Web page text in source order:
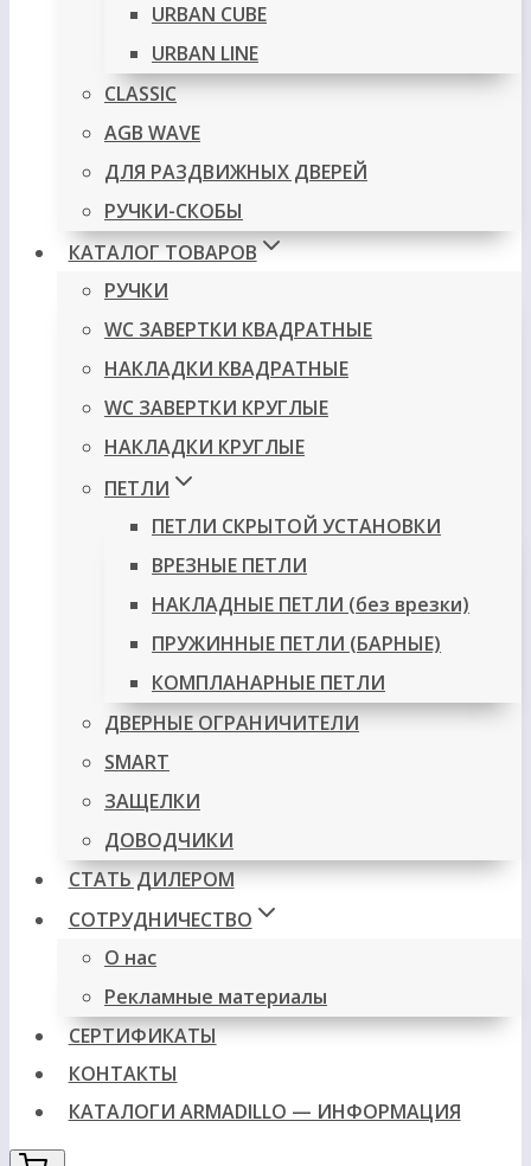
URBAN CUBE
URBAN LINE
CLASSIC
AGB WAVE
ДЛЯ РАЗДВИЖНЫХ ДВЕРЕЙ
РУЧКИ-СКОБЫ
КАТАЛОГ ТОВАРОВ
РУЧКИ
WC ЗАВЕРТКИ КВАДРАТНЫЕ
НАКЛАДКИ КВАДРАТНЫЕ
WC ЗАВЕРТКИ КРУГЛЫЕ
НАКЛАДКИ КРУГЛЫЕ
ПЕТЛИ
ПЕТЛИ СКРЫТОЙ УСТАНОВКИ
ВРЕЗНЫЕ ПЕТЛИ
НАКЛАДНЫЕ ПЕТЛИ (без врезки)
ПРУЖИННЫЕ ПЕТЛИ (БАРНЫЕ)
КОМПЛАНАРНЫЕ ПЕТЛИ
ДВЕРНЫЕ ОГРАНИЧИТЕЛИ
SMART
ЗАЩЕЛКИ
ДОВОДЧИКИ
СТАТЬ ДИЛЕРОМ
СОТРУДНИЧЕСТВО
О нас
Рекламные материалы
СЕРТИФИКАТЫ
КОНТАКТЫ
КАТАЛОГИ ARMADILLO — ИНФОРМАЦИЯ